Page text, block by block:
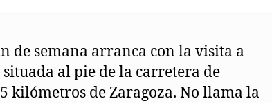
de semana arranca con la visita a
al pie de la carretera de
kilómetros de Zaragoza. No llama la